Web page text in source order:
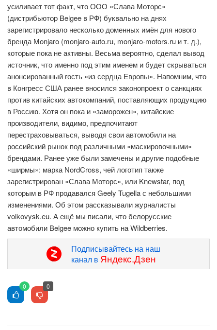
усиливает тот факт, что ООО «Слава Моторс»
(дистрибьютор Belgee в РФ) буквально на днях
зарегистрировало несколько доменных имён для нового
бренда Monjaro (monjaro-auto.ru, monjaro-motors.ru и т. д.),
которые пока не активны. Весьма вероятно, сделал вывод
источник, что именно под этим именем и будет скрываться
анонсированный гость «из сердца Европы». Напомним, что
в Конгресс США ранее вносился законопроект о санкциях
против китайских автокомпаний, поставляющих продукцию
в Россию. Хотя он пока и «заморожен», китайские
производители, видимо, предпочитают
перестраховываться, выводя свои автомобили на
российский рынок под различными «маскировочными»
брендами. Ранее уже были замечены и другие подобные
«ширмы»: марка NordCross, чей логотип также
зарегистрирован «Слава Моторс», или Knewstar, под
которым в РФ продавался Geely Tugella с небольшими
изменениями. Об этом рассказывали журналисты
volkovysk.eu. А ещё мы писали, что белорусские
автомобили Belgee можно купить на Wildberries.
Подписывайтесь на наш
канал в Яндекс.Дзен
0 0